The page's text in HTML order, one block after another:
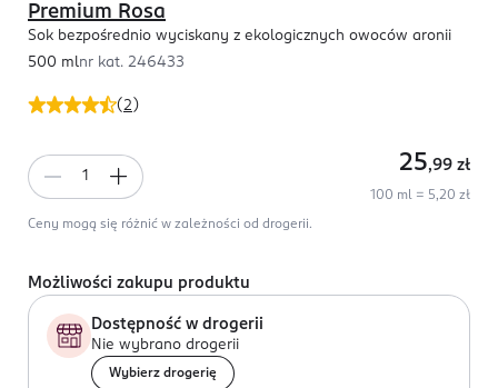
(2 )
Premium Rosa
Sok bezpośrednio wyciskany z ekologicznych owoców aronii
500 mlnr kat. 246433
25,99 zł
100 ml = 5,20 zł
Ceny mogą się różnić w zależności od drogerii.
Możliwości zakupu produktu
Dostępność w drogerii
Nie wybrano drogerii
Wybierz drogerię